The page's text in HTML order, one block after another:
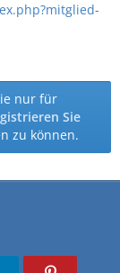
nur für
Sie
zu können.